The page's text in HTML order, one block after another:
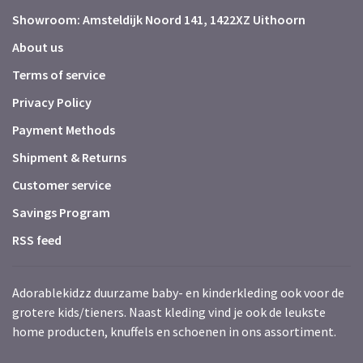
Showroom: Amsteldijk Noord 141, 1422XZ Uithoorn
About us
Terms of service
Privacy Policy
Payment Methods
Shipment & Returns
Customer service
Savings Program
RSS feed
Adorablekidzz duurzame baby- en kinderkleding ook voor de
grotere kids/tieners. Naast kleding vind je ook de leukste
home producten, knuffels en schoenen in ons assortiment.